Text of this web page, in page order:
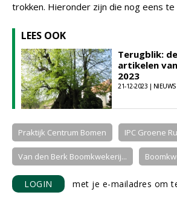
trokken. Hieronder zijn die nog eens te
LEES OOK
Terugblik:
artikelen
2023
21-12-2023 | NIEUWS
Praktijk Centrum Bomen IPC Groene
Van den Berk Boomkwekerij...
LOGIN met je e-mailadres om